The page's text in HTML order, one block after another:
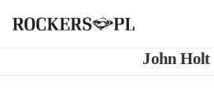
John Holt